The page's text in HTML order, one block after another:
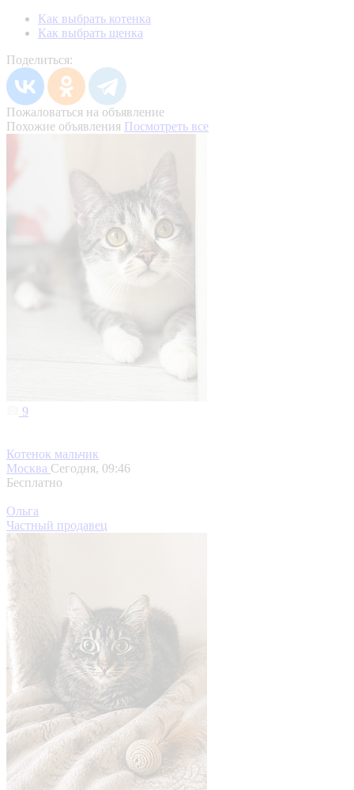
Как выбрать котенка
Как выбрать щенка
Поделиться:
Пожаловаться на объявление
Похожие объявления Посмотреть все
9
Котенок мальчик
Москва Сегодня, 09:46
Бесплатно
Ольга
Частный продавец